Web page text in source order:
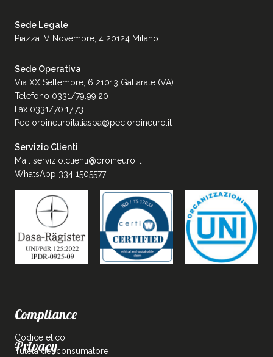
Sede Legale
Piazza IV Novembre, 4 20124 Milano
Sede Operativa
Via XX Settembre, 6 21013 Gallarate (VA)
Telefono 0331/79.99.20
Fax 0331/70.17.73
Pec oroineuroitaliaspa@pec.oroineuro.it
Servizio Clienti
Mail servizio.clienti@oroineuro.it
WhatsApp 334 1505577
Compliance
Codice etico
Tutela del consumatore
Privacy